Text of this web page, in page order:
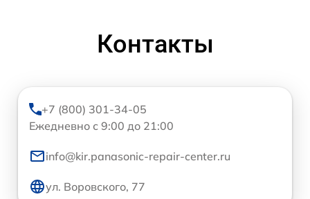
Контакты
+7 (800) 301-34-05
Ежедневно с 9:00 до 21:00
info@kir.panasonic-repair-center.ru
ул. Воровского, 77